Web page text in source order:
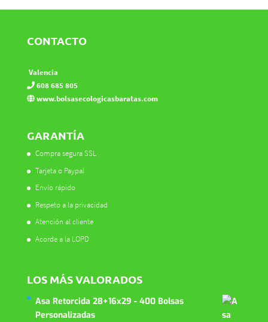
CONTACTO
Valencia
608 685 805
www.bolsasecologicasbaratas.com
GARANTÍA
Compra segura SSL
Tarjeta o Paypal
Envío rápido
Respeto a la privacidad
Atención al cliente
Acorde a la LOPD
LOS MÁS VALORADOS
Asa Retorcida 28+16x29 - 400 Bolsas
Personalizadas